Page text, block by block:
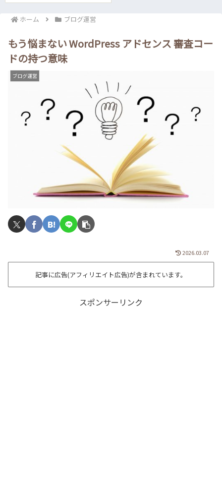
ホーム ブログ運営
もう悩まない WordPress アドセンス 審査コー
ドの持つ意味
ブログ運営
2026.03.07
記事に広告(アフィリエイト広告)が含まれています。
スポンサーリンク